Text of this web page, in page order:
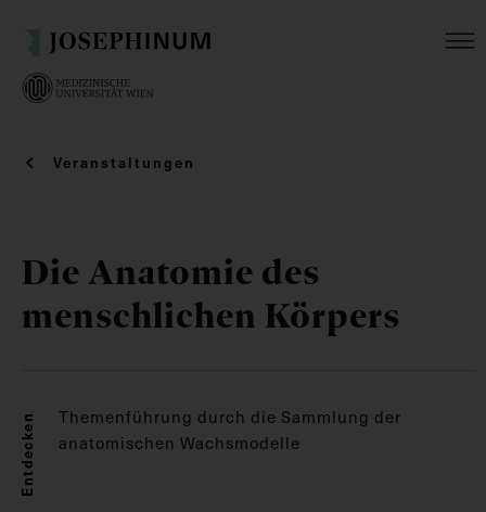
Veranstaltungen
Die Anatomie des
menschlichen Körpers
Entdecken
Themenführung durch die Sammlung der
anatomischen Wachsmodelle